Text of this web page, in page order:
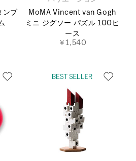
ンブ
MoMA Vincent van Gogh
ミニ ジグソー パズル 100ピ
ース
￥1,540